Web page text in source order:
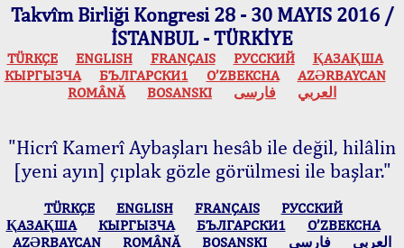
Takvîm Birliği Kongresi 28 - 30 MAYIS 2016 /
İSTANBUL - TÜRKİYE
TÜRKÇE ENGLISH FRANÇAIS РУССКИЙ
ҚАЗАҚША
КЫPГЫЗЧA
БЪЛГАРСКИ1 O’ZBEKCHA
AZӘRBAYCAN
ROMÂNĂ
BOSANSKI العربي فارسی
"Hicrî Kamerî Aybaşları hesâb ile değil, hilâlin
[yeni ayın] çıplak gözle görülmesi ile başlar."
TÜRKÇE ENGLISH FRANÇAIS
РУССКИЙ
ҚАЗАҚША
КЫPГЫЗЧA БЪЛГАРСКИ1
O’ZBEKCHA
AZӘRBAYCAN
ROMÂNĂ BOSANSKI العربي فارسی